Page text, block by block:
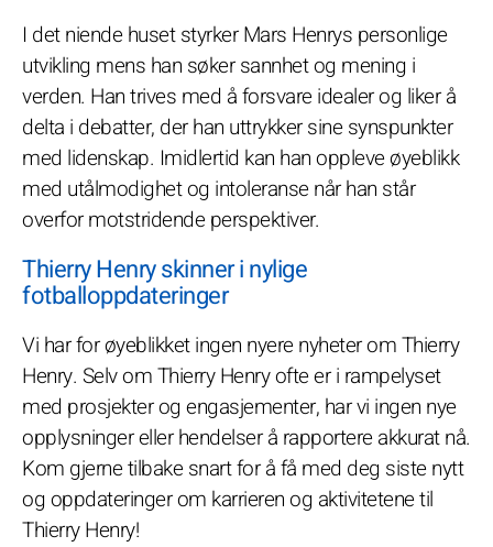
I det niende huset styrker Mars Henrys personlige
utvikling mens han søker sannhet og mening i
verden. Han trives med å forsvare idealer og liker å
delta i debatter, der han uttrykker sine synspunkter
med lidenskap. Imidlertid kan han oppleve øyeblikk
med utålmodighet og intoleranse når han står
overfor motstridende perspektiver.
Thierry Henry skinner i nylige
fotballoppdateringer
Vi har for øyeblikket ingen nyere nyheter om Thierry
Henry. Selv om Thierry Henry ofte er i rampelyset
med prosjekter og engasjementer, har vi ingen nye
opplysninger eller hendelser å rapportere akkurat nå.
Kom gjerne tilbake snart for å få med deg siste nytt
og oppdateringer om karrieren og aktivitetene til
Thierry Henry!